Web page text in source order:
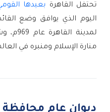
تحتفل القاهرة بعيدها
منارة الإسلام ومنبره في
ديوان عام محافظة